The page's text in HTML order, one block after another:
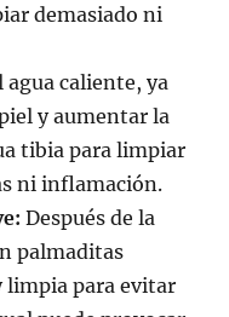
demasiado ni
agua caliente, ya
y aumentar la
tibia para limpiar
ni inflamación.
Después de la
palmaditas
limpia para evitar